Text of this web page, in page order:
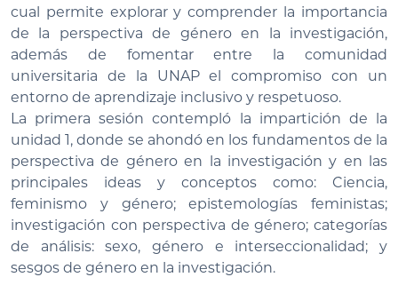
cual permite explorar y comprender la importancia
de la perspectiva de género en la investigación,
además de fomentar entre la comunidad
universitaria de la UNAP el compromiso con un
entorno de aprendizaje inclusivo y respetuoso.
La primera sesión contempló la impartición de la
unidad 1, donde se ahondó en los fundamentos de la
perspectiva de género en la investigación y en las
principales ideas y conceptos como: Ciencia,
feminismo y género; epistemologías feministas;
investigación con perspectiva de género; categorías
de análisis: sexo, género e interseccionalidad; y
sesgos de género en la investigación.